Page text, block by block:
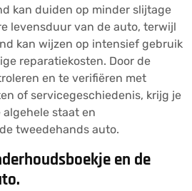
kan duiden op minder slijtage
levensduur van de auto, terwijl
kan wijzen op intensief gebruik
reparatiekosten. Door de
en te verifiëren met
of servicegeschiedenis, krijg je
staat en
tweedehands auto.
en de